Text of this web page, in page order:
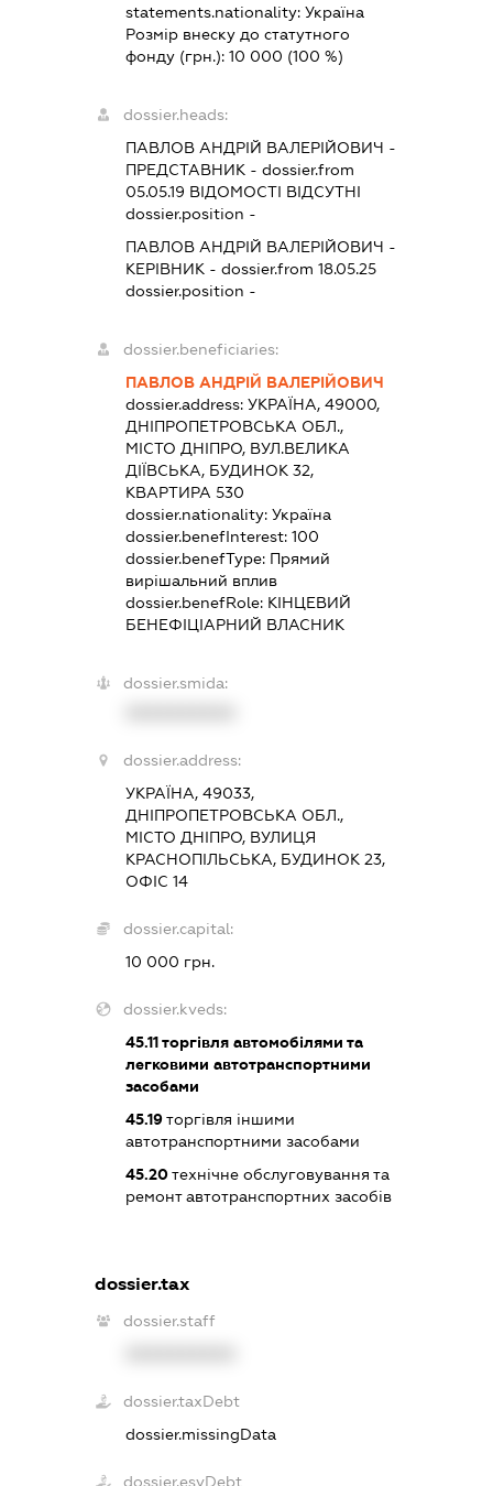
statements.nationality:Україна
Розмір внеску до статутного
фонду (грн.):10 000 (100 %)
dossier.heads:
ПАВЛОВ АНДРІЙ ВАЛЕРІЙОВИЧ -
ПРЕДСТАВНИК - dossier.from
05.05.19 ВІДОМОСТІ ВІДСУТНІ
dossier.position -
ПАВЛОВ АНДРІЙ ВАЛЕРІЙОВИЧ -
КЕРІВНИК - dossier.from 18.05.25
dossier.position -
dossier.beneficiaries:
ПАВЛОВ АНДРІЙ ВАЛЕРІЙОВИЧ
dossier.address:УКРАЇНА, 49000,
ДНІПРОПЕТРОВСЬКА ОБЛ.,
МІСТО ДНІПРО, ВУЛ.ВЕЛИКА
ДІЇВСЬКА, БУДИНОК 32,
КВАРТИРА 530
dossier.nationality:Україна
dossier.benefInterest:100
dossier.benefType: Прямий
вирішальний вплив
dossier.benefRole: КІНЦЕВИЙ
БЕНЕФІЦІАРНИЙ ВЛАСНИК
dossier.smida:
dossier.address:
УКРАЇНА, 49033,
ДНІПРОПЕТРОВСЬКА ОБЛ.,
МІСТО ДНІПРО, ВУЛИЦЯ
КРАСНОПІЛЬСЬКА, БУДИНОК 23,
ОФІС 14
dossier.capital:
10 000 грн.
dossier.kveds:
45.11торгівля автомобілями та
легковими автотранспортними
засобами
45.19торгівля іншими
автотранспортними засобами
45.20технічне обслуговування та
ремонт автотранспортних засобів
dossier.tax
dossier.staff
dossier.taxDebt
dossier.missingData
dossier.esvDebt